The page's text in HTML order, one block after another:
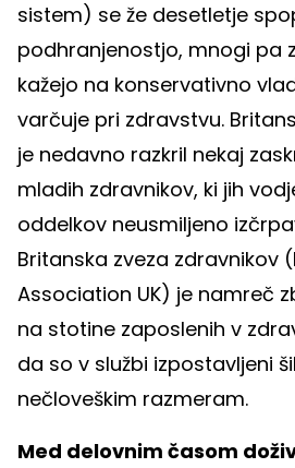
sistem) se že desetletje
podhranjenostjo, mnogi pa
kažejo na konservativno
varčuje pri zdravstvu.
je nedavno razkril nekaj
mladih zdravnikov, ki jih
oddelkov neusmiljeno
Britanska zveza zdravnikov
Association UK) je namreč
na stotine zaposlenih v
da so v službi izpostavljeni
nečloveškim razmeram.
Med delovnim časom